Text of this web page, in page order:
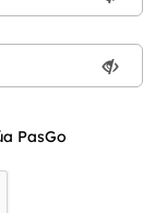
PasGo